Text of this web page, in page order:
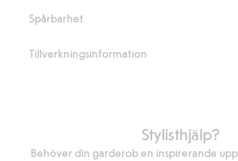
Spårbarhet
Tillverkningsinformation
Stylisthjälp?
Behöver din garderob en inspirerande